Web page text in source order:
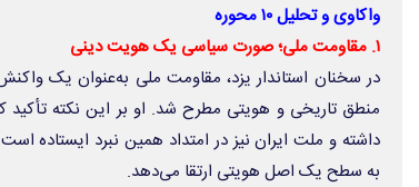
واکاوی و تحلیل ۱۰ محوره
۱. مقاومت ملی؛ صورت سیاسی یک هویت دینی
در سخنان استاندار یزد، مقاومت ملی به‌عنوان یک
منطق تاریخی و هویتی مطرح شد. او بر این نکته
داشته و ملت ایران نیز در امتداد همین نبرد ایستاده
به سطح یک اصل هویتی ارتقا می‌دهد.